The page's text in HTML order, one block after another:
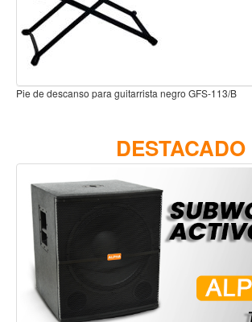
Contrabajo
Fundas y estuches
Accesorios
Cuerdas
Acordeón y concertinas
Clarinete
Cornetas y cornos
Flauta y pitos
Melodica
Saxofon
DESTACADO